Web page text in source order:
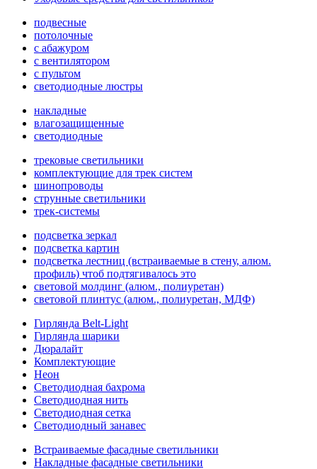
подвесные
потолочные
с абажуром
с вентилятором
с пультом
светодиодные люстры
накладные
влагозащищенные
светодиодные
трековые светильники
комплектующие для трек систем
шинопроводы
струнные светильники
трек-системы
подсветка зеркал
подсветка картин
подсветка лестниц (встраиваемые в стену, алюм.
профиль) чтоб подтягивалось это
световой молдинг (алюм., полиуретан)
световой плинтус (алюм., полиуретан, МДФ)
Гирлянда Belt-Light
Гирлянда шарики
Дюралайт
Комплектующие
Неон
Светодиодная бахрома
Светодиодная нить
Светодиодная сетка
Светодиодный занавес
Встраиваемые фасадные светильники
Накладные фасадные светильники